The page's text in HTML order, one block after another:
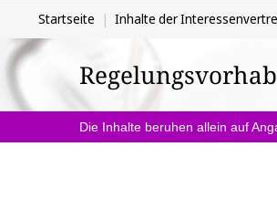
Sie
befinden
sich
hier:
Startseite Inhalte der
Die Inhalte beruhen allein auf